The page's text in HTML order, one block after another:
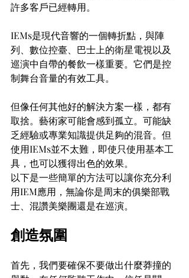
許多客戶已經轉用。
IEMs是現代音響的一個轉折點，與陣
列、數位控臺、巴士上的衛星電視以及
巡演中自帶的餐飲一樣重要。它們是控
制舞台音量的有效工具。
但像任何其他好的解決方案一樣，都有
取捨。藝術家可能會感到孤立。可能缺
乏經驗或專業知識提供足夠的混音。但
使用IEMs並不太難，即使只使用基本工
具，也可以獲得出色的效果。
以下是一些簡單的方法可以讓你充分利
用IEM應用，無論你是周末的俱樂部戰
士、混讚美樂團還是在巡演。
創造氛圍
首先，我們要確保不要做出什麼莽撞的